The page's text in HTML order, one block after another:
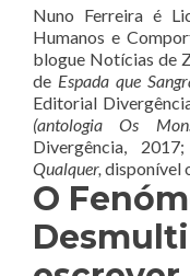
Nuno Ferreira é
Humanos e
blogue Notícias de
de Espada que
Editorial
(antologia Os
Divergência,
Qualquer, disponível
O